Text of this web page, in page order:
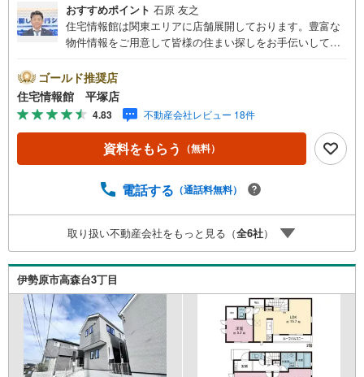
おすすめポイント 石原 友之
住宅情報館は関東エリアに店舗展開しております。豊富な
物件情報をご用意して皆様の住まい探しをお手伝いしてお
さい。住宅ローン相談会も同時開催中無理のない住宅ロー
ンの試算やご購入の際にかかる諸費用の概算も行っており
ます。しっかりとした資金計画のアドバイスをさせて頂き
ますので、お気軽にご相談ください。
ゴールド推奨店
住宅情報館 平塚店
4.83 不動産会社レビュー 18件
資料をもらう （無料）
電話する （通話料無料）
取り扱い不動産会社をもっと見る（全6社）
伊勢原市高森台3丁目